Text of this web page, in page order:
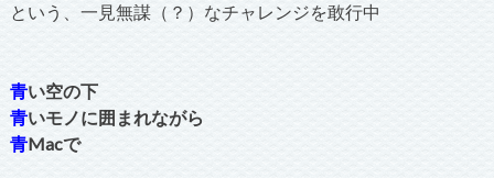
という、一見無謀（？）なチャレンジを敢行中
青い空の下
青いモノに囲まれながら
青Macで